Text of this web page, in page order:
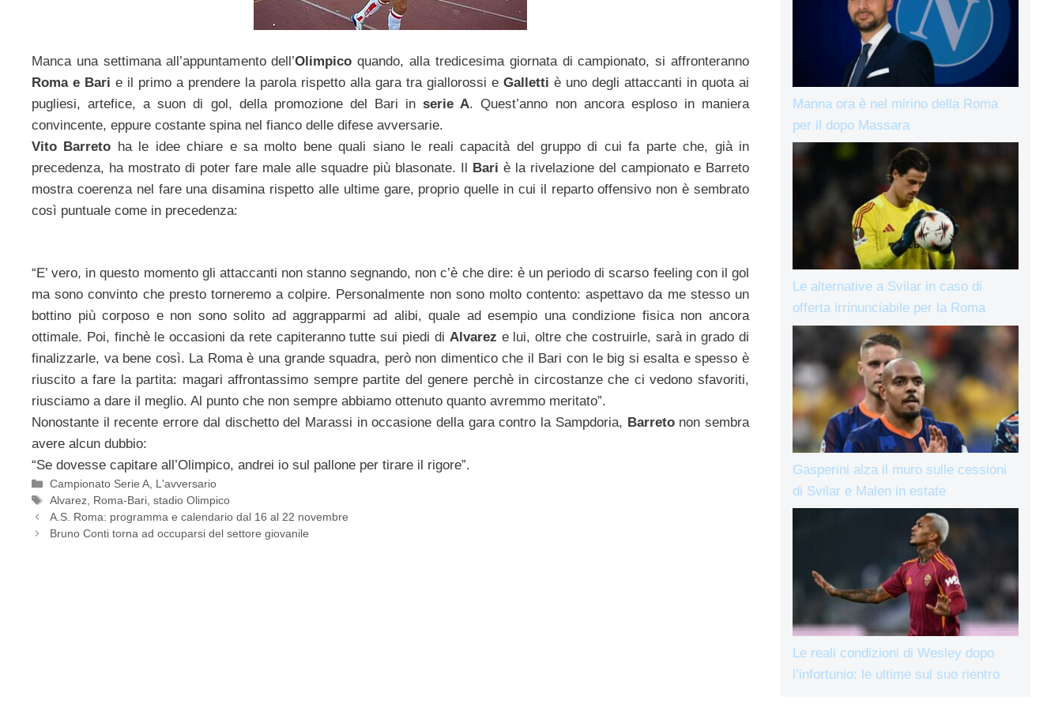
Manca una settimana all’appuntamento dell’Olimpico quando, alla tredicesima giornata di campionato, si affronteranno
Roma e Bari e il primo a prendere la parola rispetto alla gara tra giallorossi e Galletti è uno degli attaccanti in quota ai
pugliesi, artefice, a suon di gol, della promozione del Bari inserie A. Quest’anno non ancora esploso in maniera
convincente, eppure costante spina nel fianco delle difese avversarie.
Vito Barreto ha le idee chiare e sa molto bene quali siano le reali capacità del gruppo di cui fa parte che, già in
precedenza, ha mostrato di poter fare male alle squadre più blasonate. Il Bari è la rivelazione del campionato e Barreto
mostra coerenza nel fare una disamina rispetto alle ultime gare, proprio quelle in cui il reparto offensivo non è sembrato
così puntuale come in precedenza:
“E’ vero, in questo momento gli attaccanti non stanno segnando, non c’è che dire: è un periodo di scarso feeling con il gol
ma sono convinto che presto torneremo a colpire. Personalmente non sono molto contento: aspettavo da me stesso un
bottino più corposo e non sono solito ad aggrapparmi ad alibi, quale ad esempio una condizione fisica non ancora
ottimale. Poi, finchè le occasioni da rete capiteranno tutte sui piedi di Alvarez e lui, oltre che costruirle, sarà in grado di
finalizzarle, va bene così. La Roma è una grande squadra, però non dimentico che il Bari con le big si esalta e spesso è
riuscito a fare la partita: magari affrontassimo sempre partite del genere perchè in circostanze che ci vedono sfavoriti,
riusciamo a dare il meglio. Al punto che non sempre abbiamo ottenuto quanto avremmo meritato”.
Nonostante il recente errore dal dischetto del Marassi in occasione della gara contro la Sampdoria, Barretonon sembra
avere alcun dubbio:
“Se dovesse capitare all’Olimpico, andrei io sul pallone per tirare il rigore”.
Categorie
Campionato Serie A, L'avversario
Tag
Alvarez, Roma-Bari,stadio Olimpico
A.S. Roma: programma e calendario dal 16 al 22 novembre
Bruno Conti torna ad occuparsi del settore giovanile
Manna ora è nel mirino della Roma
per il dopo Massara
Le alternative a Svilar in caso di
offerta irrinunciabile per la Roma
Gasperini alza il muro sulle cessioni
di Svilar e Malen in estate
Le reali condizioni di Wesley dopo
l’infortunio: le ultime sul suo rientro